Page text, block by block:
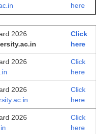
here
2026
Click
here
2026
Click
here
2026
Click
here
2026
Click
here